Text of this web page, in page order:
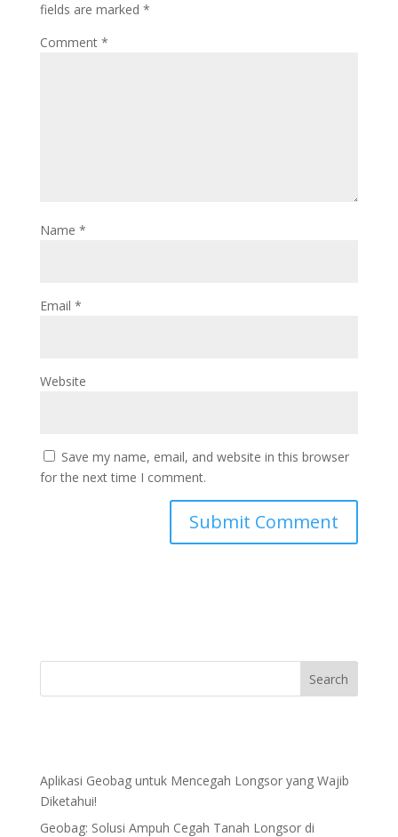
fields are marked *
Comment *
Name *
Email *
Website
Save my name, email, and website in this browser
for the next time I comment.
Aplikasi Geobag untuk Mencegah Longsor yang Wajib
Diketahui!
Geobag: Solusi Ampuh Cegah Tanah Longsor di